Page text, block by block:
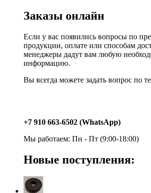
Заказы онлайн
Если у вас появились вопросы по
продукции, оплате или способам
менеджеры дадут вам любую
информацию.
Вы всегда можете задать вопрос по
+7 910 663-6502 (WhatsApp)
Мы работаем: Пн - Пт (9:00-18:00)
Новые поступления: